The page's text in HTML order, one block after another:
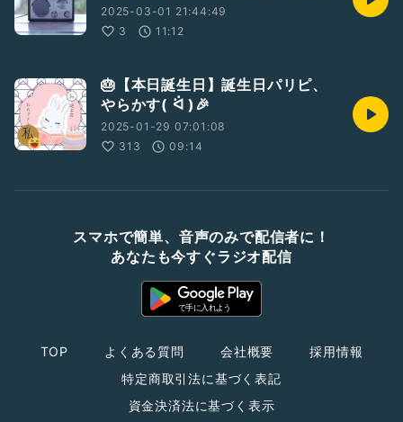
2025-03-01 21:44:49
3
11:12
🎂【本日誕生日】誕生日パリピ、
やらかす( ᐛ )🎉
2025-01-29 07:01:08
313
09:14
スマホで簡単、音声のみで配信者に！
あなたも今すぐラジオ配信
TOP よくある質問 会社概要
採用情報
特定商取引法に基づく表記
資金決済法に基づく表示